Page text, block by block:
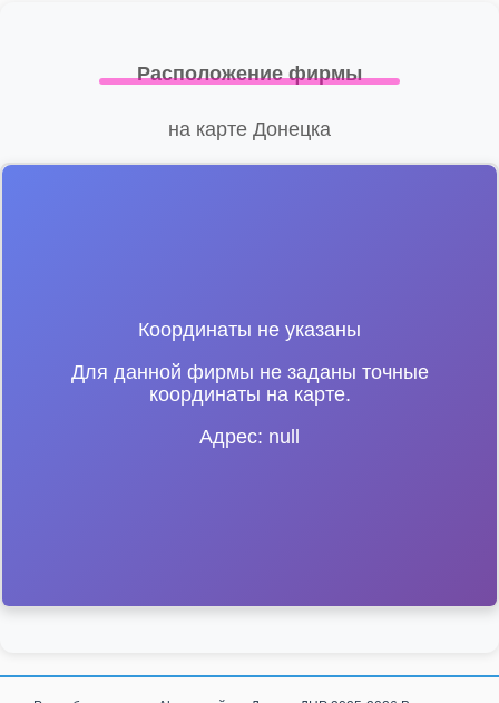
Расположение фирмы
на карте Донецка
Координаты не указаны
Для данной фирмы не заданы точные
координаты на карте.
Адрес: null